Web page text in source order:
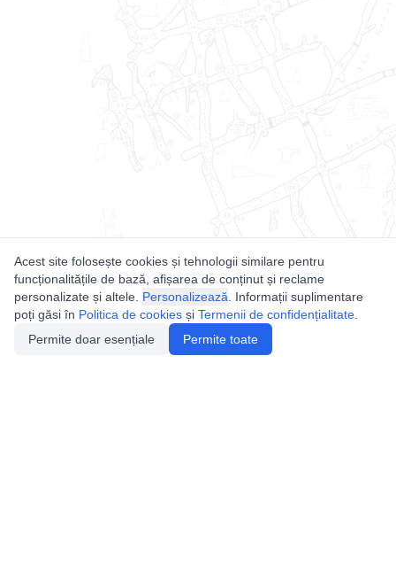
Acest site folosește cookies și tehnologii similare pentru
funcționalitățile de bază, afișarea de conținut și reclame
personalizate și altele. Personalizează . Informații suplimentare
poți găsi în Politica de cookies și Termenii de confidențialitate
Permite doar esențiale
Permite toate